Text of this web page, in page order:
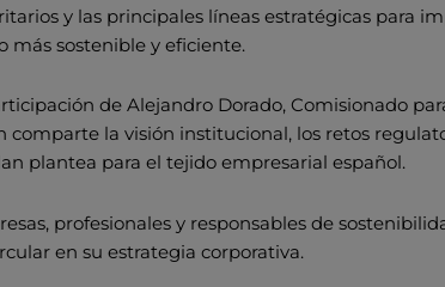
y las principales líneas estratégicas para
más sostenible y eficiente.
de Alejandro Dorado, Comisionado
comparte la visión institucional, los retos
plantea para el tejido empresarial español.
profesionales y responsables de
en su estrategia corporativa.